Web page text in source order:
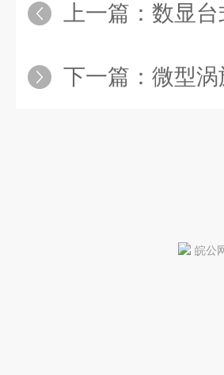
上一篇： 数显
下一篇： 微型
皖公